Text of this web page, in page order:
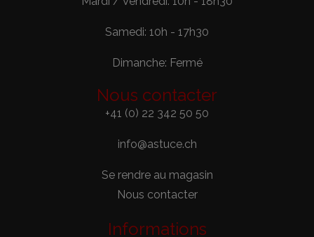
Samedi: 10h - 17h30
Dimanche: Fermé
Nous contacter
+41 (0) 22 342 50 50
info@astuce.ch
Se rendre au magasin
Nous contacter
Informations